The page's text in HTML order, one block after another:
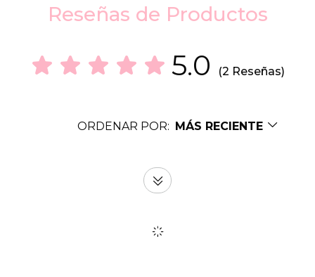
Reseñas de Productos
5.0 (2 Reseñas)
ORDENAR POR: MÁS RECIENTE